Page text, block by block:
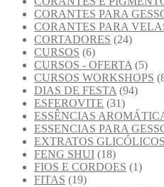
CORANTES PARA
CORANTES PARA
CORTADORES (24)
CURSOS (6)
CURSOS - OFERTA (5)
CURSOS WORKSHOPS
DIAS DE FESTA (94)
ESFEROVITE (31)
ESSÊNCIAS
ESSENCIAS PARA
EXTRATOS
FENG SHUI (18)
FIOS E CORDOES (1)
FITAS (19)